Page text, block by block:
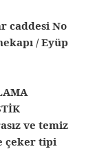
caddesi No
/ Eyüp
ve temiz
çeker tipi